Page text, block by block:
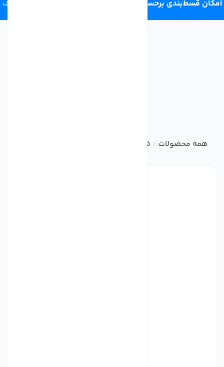
امکان قسط‌بندی برحسب اعتبار ترب‌پی 4 قسط ماهانه. بدون سود،
همه محصولات / فیلتر تصفیه کننده آب